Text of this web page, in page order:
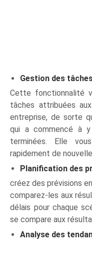
Gestion des
Cette fonctionnalité
tâches attribuées
entreprise, de sorte
qui a commencé à
terminées. Elle
rapidement de
Planification des
créez des prévisions
comparez-les aux
délais pour chaque
se compare aux
Analyse des